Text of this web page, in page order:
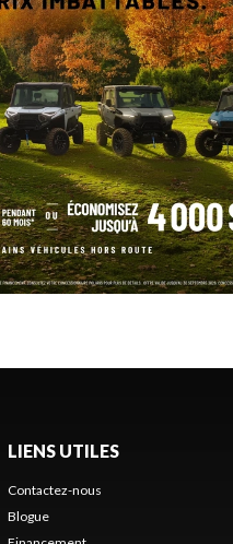
LIENS UTILES
Contactez-nous
Blogue